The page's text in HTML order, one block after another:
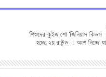
শিশুদের কুইজ শো ‘জিনিয়াস
হচ্ছে ২য় রাউন্ড । অংশ নিচ্ছে